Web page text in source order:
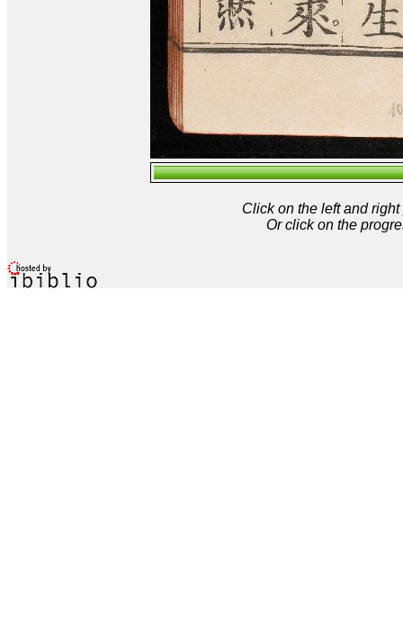
Click on the left and
Or click on the